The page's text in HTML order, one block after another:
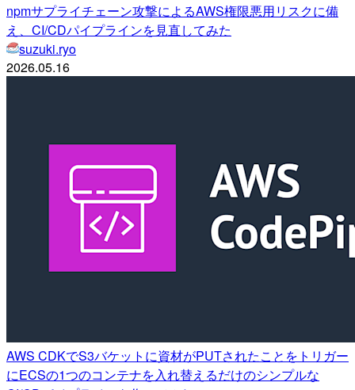
npmサプライチェーン攻撃によるAWS権限悪用リスクに備
え、CI/CDパイプラインを見直してみた
suzuki.ryo
2026.05.16
AWS CDKでS3バケットに資材がPUTされたことをトリガー
にECSの1つのコンテナを入れ替えるだけのシンプルな